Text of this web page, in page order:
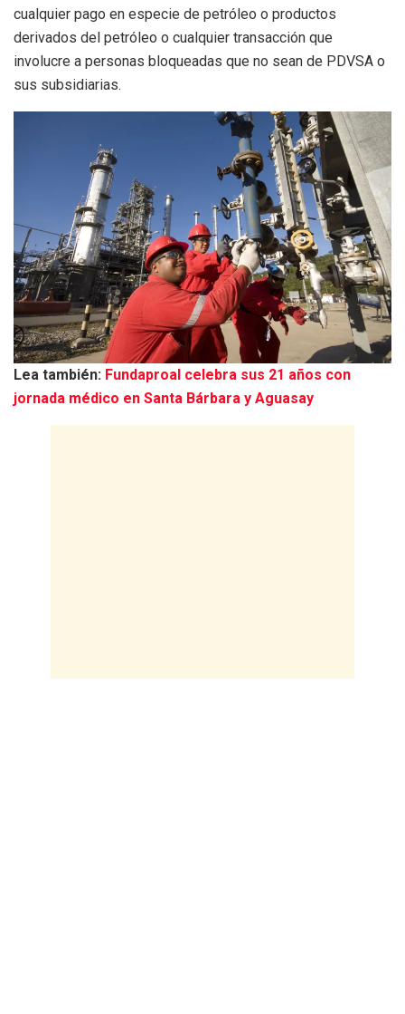
cualquier pago en especie de petróleo o productos
derivados del petróleo o cualquier transacción que
involucre a personas bloqueadas que no sean de PDVSA o
sus subsidiarias.
Lea también: Fundaproal celebra sus 21 años con
jornada médico en Santa Bárbara y Aguasay